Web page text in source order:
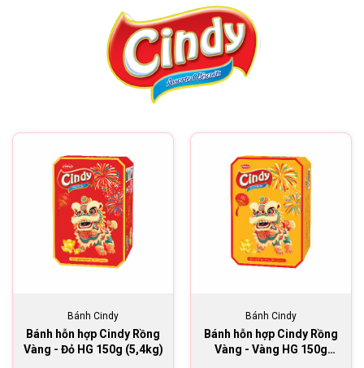
Bánh Cindy
Bánh hỗn hợp Cindy Rồng
Vàng - Đỏ HG 150g (5,4kg)
Bánh Cindy
Bánh hỗn hợp Cindy Rồng
Vàng - Vàng HG 150g